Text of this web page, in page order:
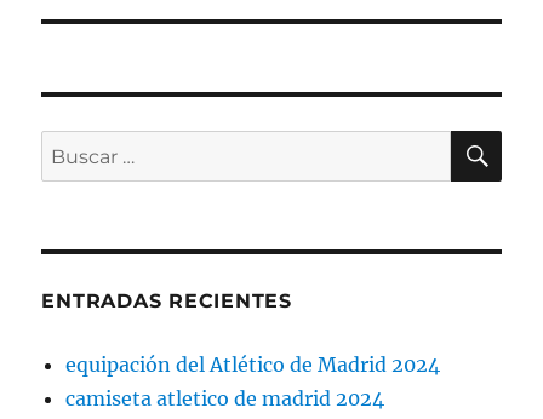
Buscar
por:
ENTRADAS RECIENTES
equipación del Atlético de Madrid 2024
camiseta atletico de madrid 2024